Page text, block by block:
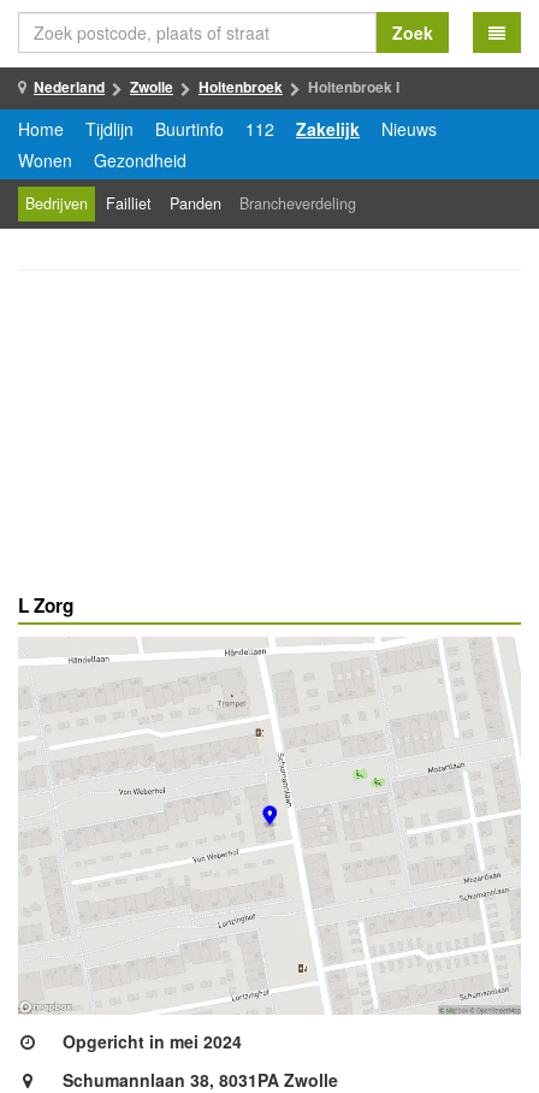
Zoek
Nederland Zwolle Holtenbroek Holtenbroek I
Home Tijdlijn Buurtinfo 112 Zakelijk
Nieuws
Wonen
Gezondheid
Bedrijven Failliet Panden Brancheverdeling
L Zorg
Opgericht in mei 2024
Schumannlaan 38, 8031PA Zwolle